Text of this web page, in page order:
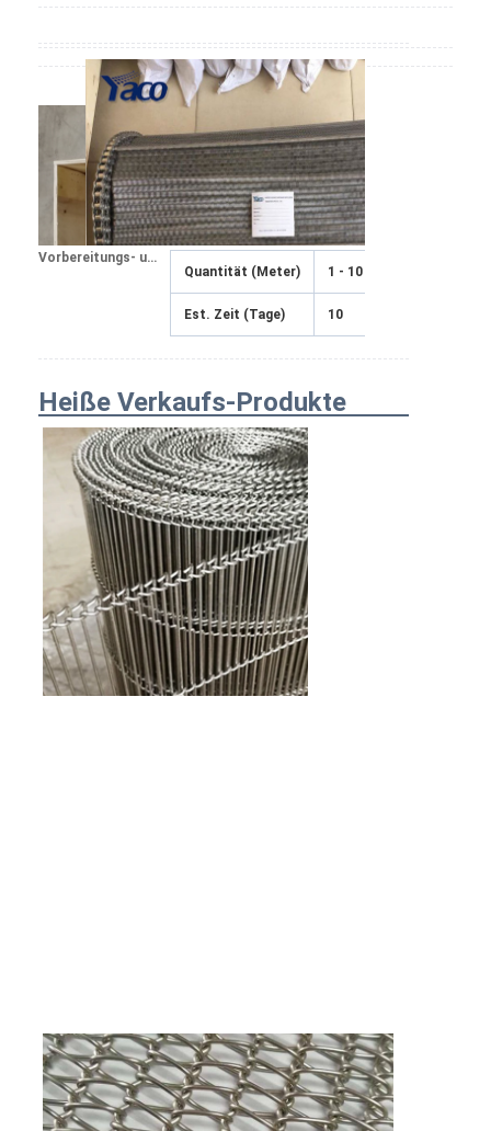
Startseite
Produkte
Über uns
Fabrik Tour
Hochtemperatur-Maschendraht
Nahrung Mesh Belt
Vorbereitungs- und Anlaufzeit:
Quantität (Meter)
1 - 10
Est. Zeit (Tage) 10
Heiße Verkaufs-Produkte